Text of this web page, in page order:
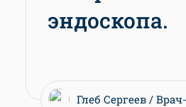
эндоскопа.
Глеб Сергеев